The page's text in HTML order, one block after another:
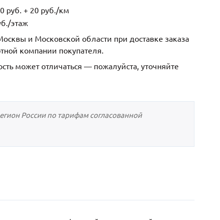
руб. + 20 руб./км
этаж
и Московской области при доставке заказа
компании покупателя.
может отличаться — пожалуйста, уточняйте
России по тарифам согласованной